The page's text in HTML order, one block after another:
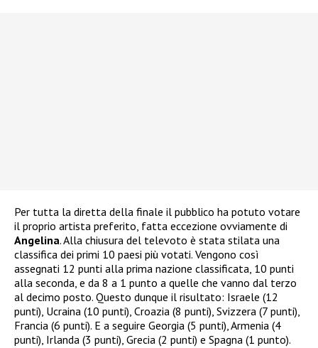
Per tutta la diretta della finale il pubblico ha potuto votare
il proprio artista preferito, fatta eccezione ovviamente di
Angelina. Alla chiusura del televoto è stata stilata una
classifica dei primi 10 paesi più votati. Vengono così
assegnati 12 punti alla prima nazione classificata, 10 punti
alla seconda, e da 8 a 1 punto a quelle che vanno dal terzo
al decimo posto. Questo dunque il risultato: Israele (12
punti), Ucraina (10 punti), Croazia (8 punti), Svizzera (7 punti),
Francia (6 punti). E a seguire Georgia (5 punti), Armenia (4
punti), Irlanda (3 punti), Grecia (2 punti) e Spagna (1 punto).